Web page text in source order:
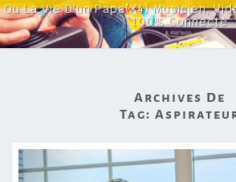
Ou La Vie D'un Papa(x4) Musicien,
100% Connecté
Archives De
Tag: